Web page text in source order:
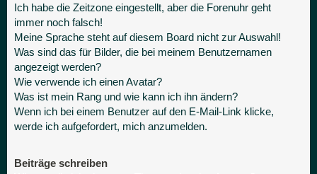
Ich habe die Zeitzone eingestellt, aber die Forenuhr geht
immer noch falsch!
Meine Sprache steht auf diesem Board nicht zur Auswahl!
Was sind das für Bilder, die bei meinem Benutzernamen
angezeigt werden?
Wie verwende ich einen Avatar?
Was ist mein Rang und wie kann ich ihn ändern?
Wenn ich bei einem Benutzer auf den E-Mail-Link klicke,
werde ich aufgefordert, mich anzumelden.
Beiträge schreiben